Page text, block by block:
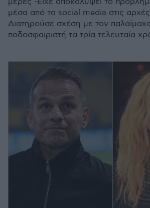
μέσα από τα social media στις
Διατηρούσε σχέση με τον
ποδοσφαιριστή τα τρία τελευταία